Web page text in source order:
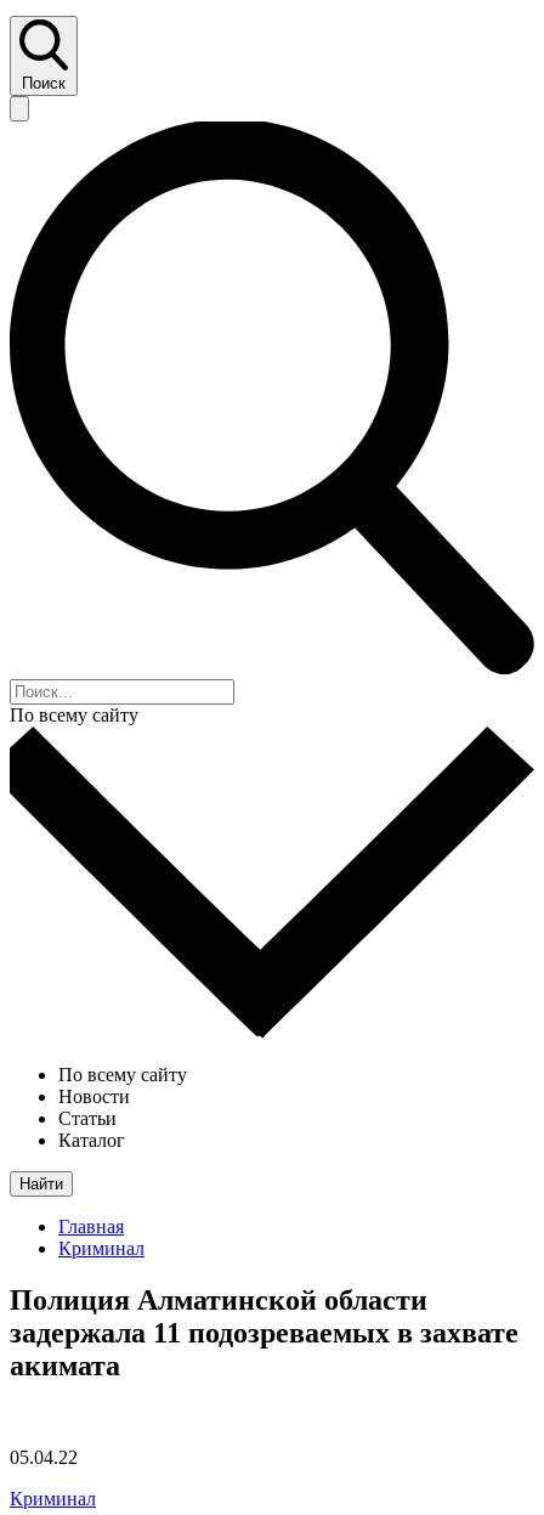
Поиск
По всему сайту
По всему сайту
Новости
Статьи
Каталог
Найти
Главная
Криминал
Полиция Алматинской области
задержала 11 подозреваемых в захвате
акимата
05.04.22
Криминал